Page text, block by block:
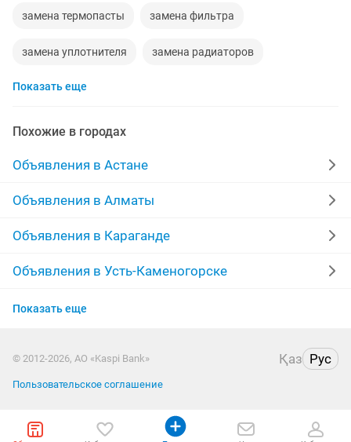
замена термопасты замена фильтра
замена уплотнителя замена радиаторов
замена фасадов
замки вскрытие замена
замена унитаза замена экрана ноутбука
замена стеклопакетов замена грм
Показать еще
Похожие в городах
Объявления в Астане
Объявления в Алматы
Объявления в Караганде
Объявления в Усть-Каменогорске
Объявления в Актобе
Объявления в Костанае
Показать еще
© 2012-2026, АО «Kaspi Bank» Қаз Рус
Пользовательское соглашение